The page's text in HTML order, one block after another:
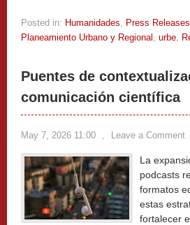
Posted in: Humanidades, Press Releases
Planeamiento Urbano y Regional , urbe.
Puentes de
comunicación científica
May 7, 2026 11:00 , Leave a Comment
La
podcasts
formatos
estas
fortalecer